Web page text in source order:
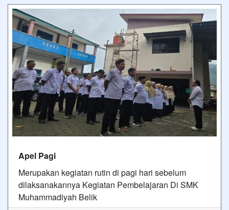
Apel Pagi
Merupakan kegiatan rutin di pagi hari sebelum
dilaksanakannya Kegiatan Pembelajaran Di SMK
Muhammadiyah Belik